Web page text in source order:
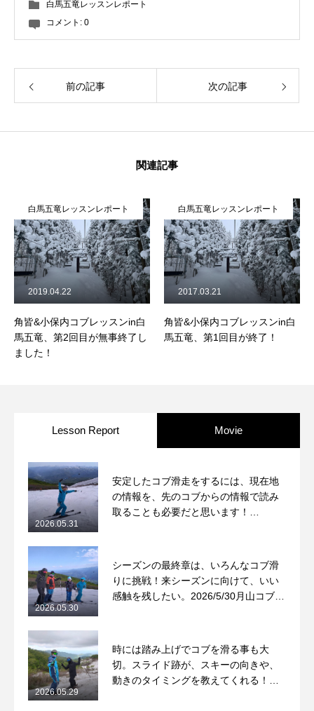
白馬五竜レッスンレポート
コメント: 0
前の記事 次の記事
関連記事
白馬五竜レッスンレポート
角皆&小保内コブレッスンin白
馬五竜、第2回目が無事終了し
ました！
2019.04.22
白馬五竜レッスンレポート
角皆&小保内コブレッスンin白
馬五竜、第1回目が終了！
2017.03.21
Lesson Report Movie
安定したコブ滑走をするには、現在地
の情報を、先のコブからの情報で読み
取ることも必要だと思います！
2026.05.31
シーズンの最終章は、いろんなコブ滑
りに挑戦！来シーズンに向けて、いい
感触を残したい。2026/5/30月山コブレ
2026.05.30
時には踏み上げでコブを滑る事も大
切。スライド跡が、スキーの向きや、
動きのタイミングを教えてくれる！
2026.05.29